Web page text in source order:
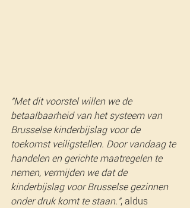
"Met dit voorstel willen we de
betaalbaarheid van het systeem van
Brusselse kinderbijslag voor de
toekomst veiligstellen. Door vandaag te
handelen en gerichte maatregelen te
nemen, vermijden we dat de
kinderbijslag voor Brusselse gezinnen
onder druk komt te staan.", aldus